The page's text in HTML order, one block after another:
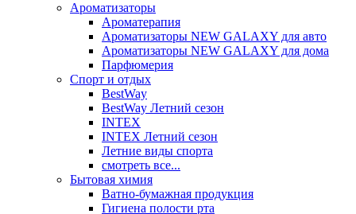
Ароматизаторы
Ароматерапия
Ароматизаторы NEW GALAXY для авто
Ароматизаторы NEW GALAXY для дома
Парфюмерия
Спорт и отдых
BestWay
BestWay Летний сезон
INTEX
INTEX Летний сезон
Летние виды спорта
смотреть все...
Бытовая химия
Ватно-бумажная продукция
Гигиена полости рта